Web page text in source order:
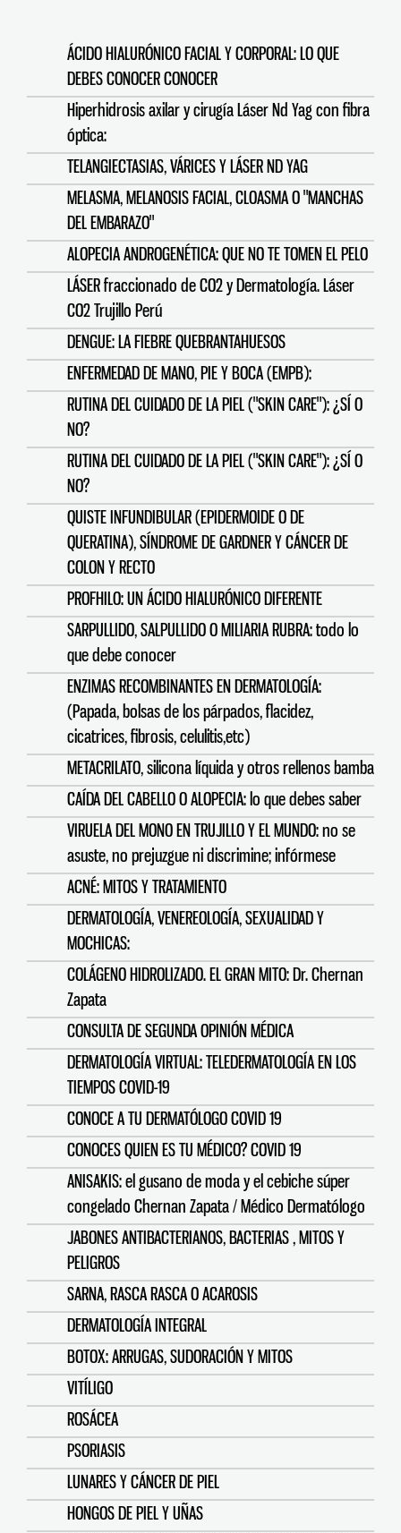
ÁCIDO HIALURÓNICO FACIAL Y CORPORAL: LO QUE
DEBES CONOCER CONOCER
Hiperhidrosis axilar y cirugía Láser Nd Yag con fibra
óptica:
TELANGIECTASIAS, VÁRICES Y LÁSER ND YAG
MELASMA, MELANOSIS FACIAL, CLOASMA O "MANCHAS
DEL EMBARAZO"
ALOPECIA ANDROGENÉTICA: QUE NO TE TOMEN EL PELO
LÁSER fraccionado de CO2 y Dermatología. Láser
CO2 Trujillo Perú
DENGUE: LA FIEBRE QUEBRANTAHUESOS
ENFERMEDAD DE MANO, PIE Y BOCA (EMPB):
RUTINA DEL CUIDADO DE LA PIEL ("SKIN CARE"): ¿SÍ O
NO?
RUTINA DEL CUIDADO DE LA PIEL ("SKIN CARE"): ¿SÍ O
NO?
QUISTE INFUNDIBULAR (EPIDERMOIDE O DE
QUERATINA), SÍNDROME DE GARDNER Y CÁNCER DE
COLON Y RECTO
PROFHILO: UN ÁCIDO HIALURÓNICO DIFERENTE
SARPULLIDO, SALPULLIDO O MILIARIA RUBRA: todo lo
que debe conocer
ENZIMAS RECOMBINANTES EN DERMATOLOGÍA:
(Papada, bolsas de los párpados, flacidez,
cicatrices, fibrosis, celulitis,etc)
METACRILATO, silicona líquida y otros rellenos bamba
CAÍDA DEL CABELLO O ALOPECIA: lo que debes saber
VIRUELA DEL MONO EN TRUJILLO Y EL MUNDO: no se
asuste, no prejuzgue ni discrimine; infórmese
ACNÉ: MITOS Y TRATAMIENTO
DERMATOLOGÍA, VENEREOLOGÍA, SEXUALIDAD Y
MOCHICAS:
COLÁGENO HIDROLIZADO. EL GRAN MITO: Dr. Chernan
Zapata
CONSULTA DE SEGUNDA OPINIÓN MÉDICA
DERMATOLOGÍA VIRTUAL: TELEDERMATOLOGÍA EN LOS
TIEMPOS COVID-19
CONOCE A TU DERMATÓLOGO COVID 19
CONOCES QUIEN ES TU MÉDICO? COVID 19
ANISAKIS: el gusano de moda y el cebiche súper
congelado Chernan Zapata / Médico Dermatólogo
JABONES ANTIBACTERIANOS, BACTERIAS , MITOS Y
PELIGROS
SARNA, RASCA RASCA O ACAROSIS
DERMATOLOGÍA INTEGRAL
BOTOX: ARRUGAS, SUDORACIÓN Y MITOS
VITÍLIGO
ROSÁCEA
PSORIASIS
LUNARES Y CÁNCER DE PIEL
HONGOS DE PIEL Y UÑAS